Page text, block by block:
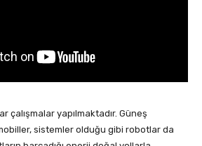
çalışmalar yapılmaktadır. Güneş
sistemler olduğu gibi robotlar da